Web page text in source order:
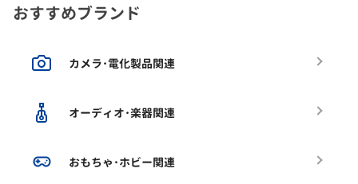
おすすめブランド
カメラ･電化製品関連
オーディオ･楽器関連
おもちゃ･ホビー関連